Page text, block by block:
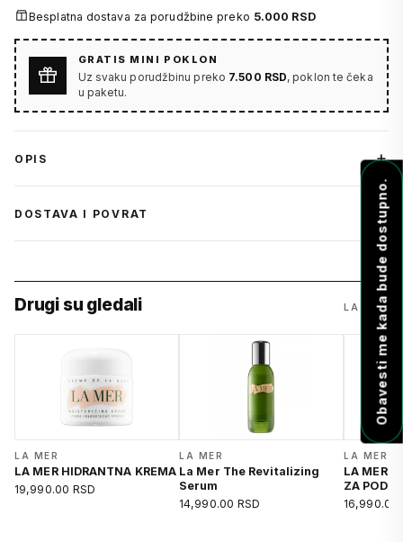
Besplatna dostava za porudžbine preko 5.000 RSD
GRATIS MINI POKLON
Uz svaku porudžbinu preko 7.500 RSD, poklon te čeka
u paketu.
OPIS
DOSTAVA I POVRAT
Drugi su gledali LA MER
LA MER
LA MER HIDRANTNA KREMA
19,990.00 RSD
LA MER
La Mer The Revitalizing
Serum
14,990.00 RSD
LA MER
LA MER
ZA
16,990.00
Obavesti me kada bude dostupno.